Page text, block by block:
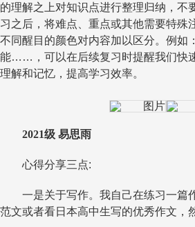
的理解之上对知识点进行整理归纳，不
习之后，将难点、重点或其他需要特殊
不同醒目的颜色对内容加以区分。例如
能…… ，可以在后续复习时提醒我们快
理解和记忆，提高学习效率。
2021级 易思雨
心得分享三点:
一是关于写作。我自己在练习一篇
范文或者看日本高中生写的优秀作文，